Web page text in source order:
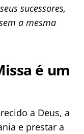
sucessores,
a mesma
é um
a Deus, a
e prestar a